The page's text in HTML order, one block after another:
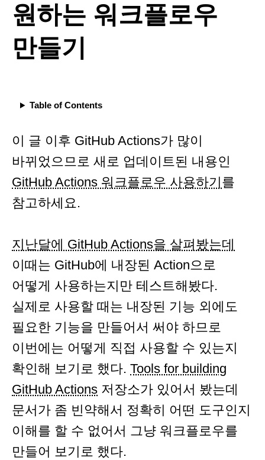
원하는 워크플로우
만들기
Table of Contents
이 글 이후 GitHub Actions가 많이
바뀌었으므로 새로 업데이트된 내용인
GitHub Actions 워크플로우 사용하기를
참고하세요.
지난달에 GitHub Actions을 살펴봤는데
이때는 GitHub에 내장된 Action으로
어떻게 사용하는지만 테스트해봤다.
실제로 사용할 때는 내장된 기능 외에도
필요한 기능을 만들어서 써야 하므로
이번에는 어떻게 직접 사용할 수 있는지
확인해 보기로 했다. Tools for building
GitHub Actions 저장소가 있어서 봤는데
문서가 좀 빈약해서 정확히 어떤 도구인지
이해를 할 수 없어서 그냥 워크플로우를
만들어 보기로 했다.